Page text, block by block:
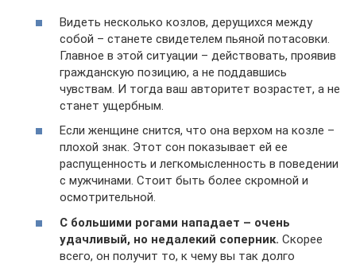
Видеть несколько козлов, дерущихся между
собой – станете свидетелем пьяной потасовки.
Главное в этой ситуации – действовать, проявив
гражданскую позицию, а не поддавшись
чувствам. И тогда ваш авторитет возрастет, а не
станет ущербным.
Если женщине снится, что она верхом на козле –
плохой знак. Этот сон показывает ей ее
распущенность и легкомысленность в поведении
с мужчинами. Стоит быть более скромной и
осмотрительной.
С большими рогами нападает – очень
удачливый, но недалекий соперник. Скорее
всего, он получит то, к чему вы так долго